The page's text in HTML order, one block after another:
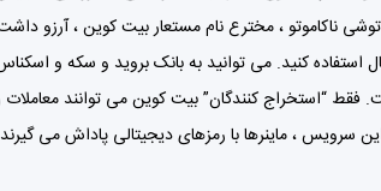
سرویس ، ماینرها با رمزهای دیجیتالی پاداش می